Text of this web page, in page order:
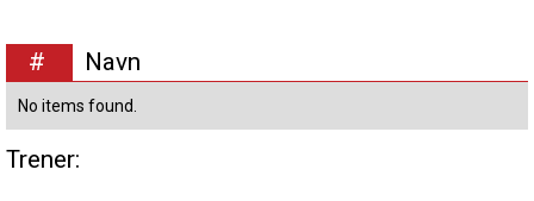
# Navn
No items found.
Trener: